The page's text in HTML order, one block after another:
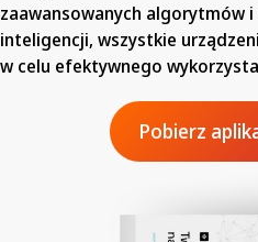
zaawansowanych algorytmów
inteligencji, wszystkie
w celu efektywnego
Pobierz